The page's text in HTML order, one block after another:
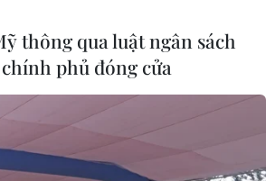
thông qua luật ngân sách
phủ đóng cửa